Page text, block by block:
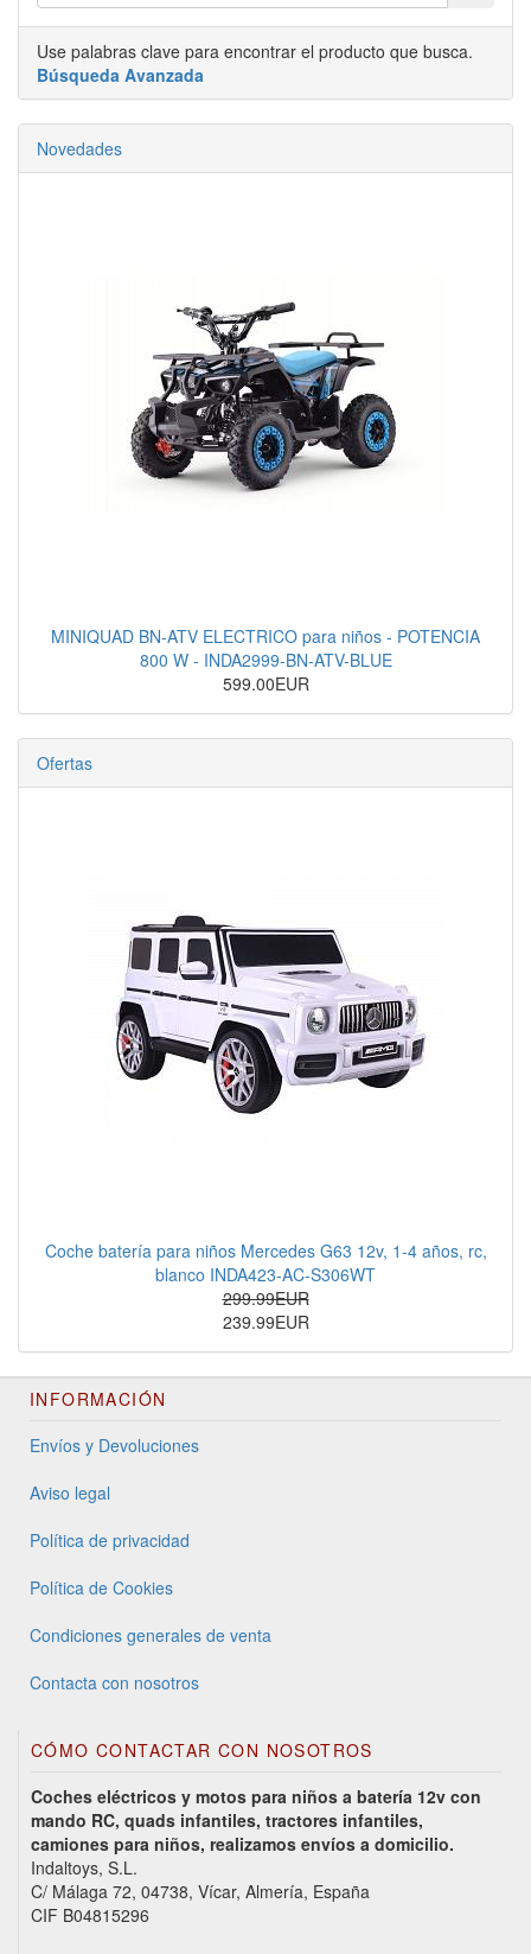
Use palabras clave para encontrar el producto que busca.
Búsqueda Avanzada
Novedades
MINIQUAD BN-ATV ELECTRICO para niños - POTENCIA
800 W - INDA2999-BN-ATV-BLUE
599.00EUR
Ofertas
Coche batería para niños Mercedes G63 12v, 1-4 años, rc,
blanco INDA423-AC-S306WT
299.99EUR
239.99EUR
INFORMACIÓN
Envíos y Devoluciones
Aviso legal
Política de privacidad
Política de Cookies
Condiciones generales de venta
Contacta con nosotros
CÓMO CONTACTAR CON NOSOTROS
Coches eléctricos y motos para niños a batería 12v con
mando RC, quads infantiles, tractores infantiles,
camiones para niños, realizamos envíos a domicilio.
Indaltoys, S.L.
C/ Málaga 72, 04738, Vícar, Almería, España
CIF B04815296